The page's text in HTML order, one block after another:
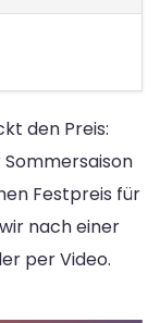
den Preis:
Festpreis für
nach einer
per Video.